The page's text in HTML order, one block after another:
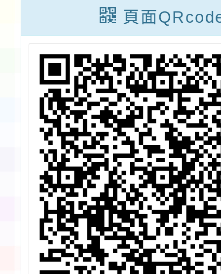
數學科起承轉
合-桃園EECC數
學社群2場假日
共備「數學科結
合AI提升數學教
學力」研習，敬
請鼓勵貴校教師
踴躍報名參加，
請查照。
文教
增能
頁面